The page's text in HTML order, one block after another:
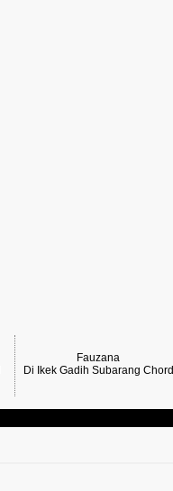
Fauzana
Di Ikek Gadih Subarang Chord